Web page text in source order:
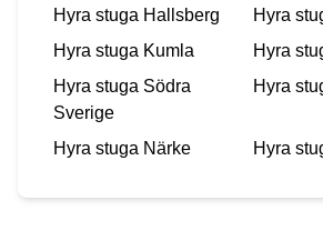
Hyra stuga Hallsberg Hyra
Hyra stuga Kumla Hyra
Hyra stuga Södra
Sverige
Hyra
Hyra stuga Närke Hyra